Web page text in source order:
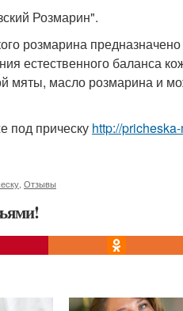
Розмарин".
розмарина
естественного баланса
мяты, масло розмарина и
под прическу http://
Отзывы